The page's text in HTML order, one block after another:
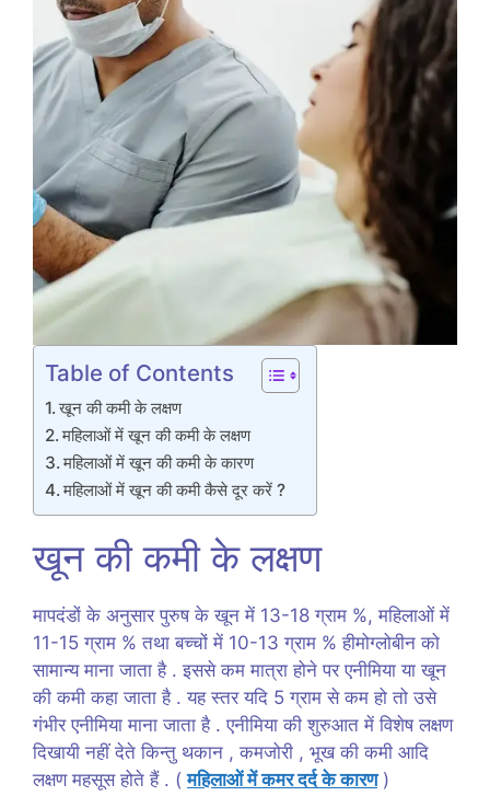
Table of Contents
खून की कमी के लक्षण
महिलाओं में खून की कमी के लक्षण
महिलाओं में खून की कमी के कारण
महिलाओं में खून की कमी कैसे दूर करें ?
खून की कमी के लक्षण
मापदंडों के अनुसार पुरुष के खून में 13-18 ग्राम %, महिलाओं में
11-15 ग्राम % तथा बच्चों में 10-13 ग्राम % हीमोग्लोबीन को
सामान्य माना जाता है . इससे कम मात्रा होने पर एनीमिया या खून
की कमी कहा जाता है . यह स्तर यदि 5 ग्राम से कम हो तो उसे
गंभीर एनीमिया माना जाता है . एनीमिया की शुरुआत में विशेष लक्षण
दिखायी नहीं देते किन्तु थकान , कमजोरी , भूख की कमी आदि
लक्षण महसूस होते हैं . (महिलाओं में कमर दर्द के कारण)